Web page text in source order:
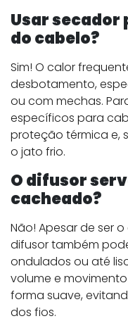
Usar secador
do cabelo?
Sim! O calor
desbotamento,
ou com mechas.
específicos para
proteção térmica e,
o jato frio.
O difusor
cacheado?
Não! Apesar de ser
difusor também
ondulados ou até
volume e
forma suave,
dos fios.